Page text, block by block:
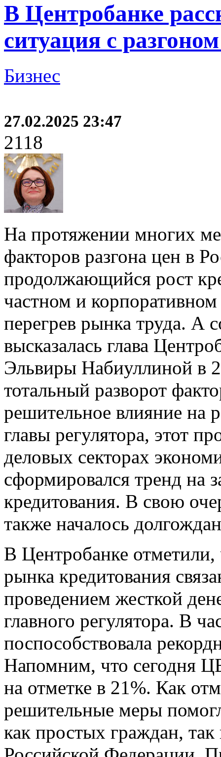
В Центробанке
ситуация с
Бизнес
27.02.2025 23:47
2118
На протяжении многих
факторов разгона цен в
продолжающийся рост
частном и
перегрев рынка труда. А
высказалась глава
Эльвиры Набиуллиной в
тотальный разворот
решительное влияние на
главы регулятора, этот
деловых секторах
сформировался тренд на
кредитования. В свою
также началось
В Центробанке отметили,
рынка кредитования
проведением жесткой
главного регулятора. В
поспособствовала
Напомним, что сегодня
на отметке в 21%. Как
решительные меры
как простых граждан,